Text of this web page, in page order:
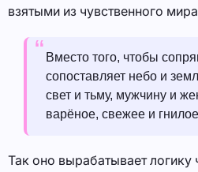
взятыми из чувственного
Вместо того, чтобы
сопоставляет небо и
свет и тьму, мужчину и
варёное, свежее и
Так оно вырабатывает логику